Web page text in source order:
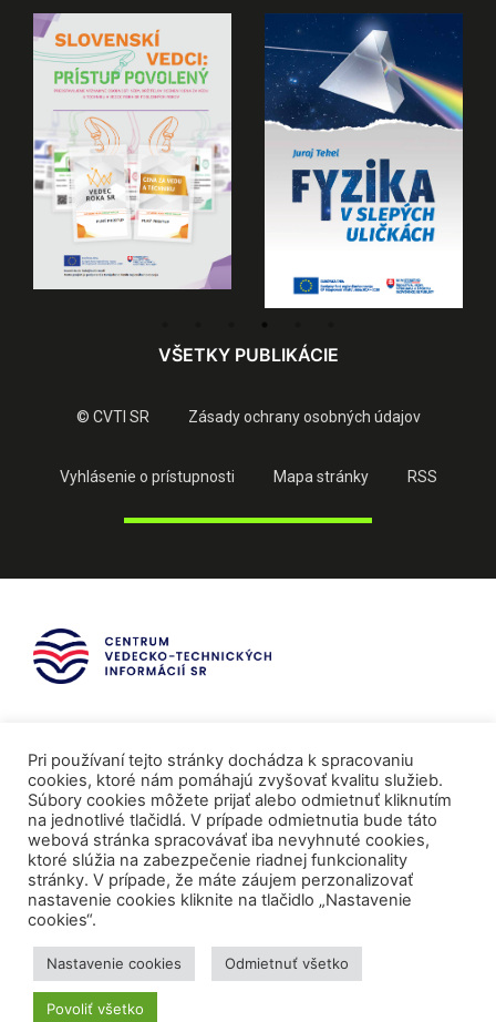
VŠETKY PUBLIKÁCIE
© CVTI SR Zásady ochrany osobných údajov
Vyhlásenie o prístupnosti Mapa stránky RSS
Mediálni partneri
Pri používaní tejto stránky dochádza k spracovaniu
cookies, ktoré nám pomáhajú zvyšovať kvalitu služieb.
Súbory cookies môžete prijať alebo odmietnuť kliknutím
na jednotlivé tlačidlá. V prípade odmietnutia bude táto
webová stránka spracovávať iba nevyhnuté cookies,
ktoré slúžia na zabezpečenie riadnej funkcionality
stránky. V prípade, že máte záujem perzonalizovať
nastavenie cookies kliknite na tlačidlo „Nastavenie
cookies“.
Nastavenie cookies Odmietnuť všetko
Povoliť všetko